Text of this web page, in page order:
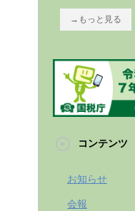
→もっと見る
コンテンツ
お知らせ
会報